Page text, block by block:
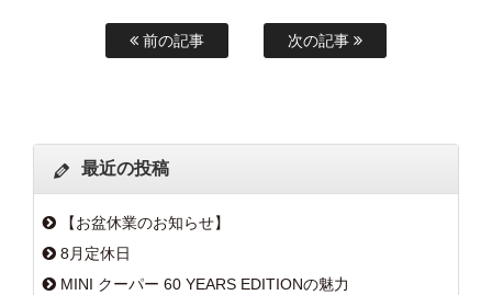
前の記事 次の記事
最近の投稿
【お盆休業のお知らせ】
8月定休日
MINI クーパー 60 YEARS EDITIONの魅力